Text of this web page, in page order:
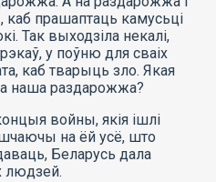
прашаптаць камусьці
Так выходзіла некалі,
у поўню для сваіх
каб тварыць зло. Якая
наша раздарожжа?
войны, якія ішлі
на ёй усё, што
Беларусь дала
людзей.